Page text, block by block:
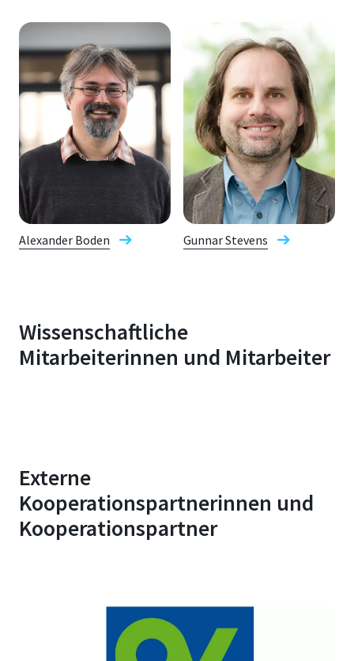
Alexander Boden Gunnar Stevens
Wissenschaftliche
Mitarbeiterinnen und Mitarbeiter
Externe
Kooperationspartnerinnen und
Kooperationspartner